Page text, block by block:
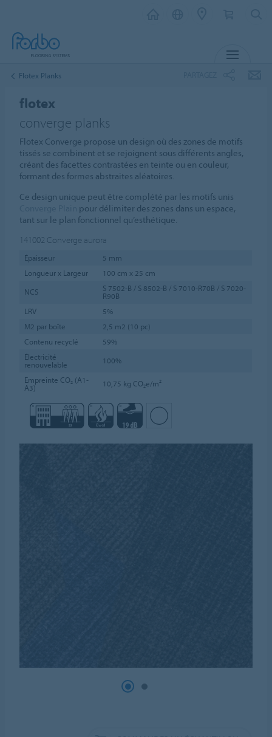
Flotex Planks
flotex
converge planks
Flotex Converge propose un design où des zones de motifs
tissés se combinent et se rejoignent sous différents angles,
créant des facettes contrastées en teinte ou en couleur,
formant des formes abstraites aléatoires.
Ce design unique peut être complété par les motifs unis
pour délimiter des zones dans un espace,
tant sur le plan fonctionnel qu’esthétique.
141002 Converge aurora
Épaisseur
5 mm
Longueur x Largeur
100 cm x 25 cm
NCS
S 7502-B / S 8502-B / S 7010-R70B / S 7020-
R90B
LRV
5%
M2 par boîte
2,5 m2 (10 pc)
Contenu recyclé
59%
Électricité
renouvelable
100%
Empreinte CO₂ (A1-
A3)
10,75 kg CO₂e/m²